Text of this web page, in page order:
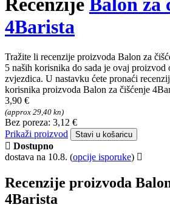
Recenzije Balon za
4Barista
Tražite li recenzije proizvoda Balon za
5 naših korisnika do sada je ovaj proizvod
zvjezdica. U nastavku ćete pronaći
korisnika proizvoda Balon za čišćenje
3,90 €
(approx 29,40 kn)
Bez poreza: 3,12 €
Prikaži proizvod
Stavi u košaricu
Dostupno
dostava na 10.8. (opcije isporuke)
Recenzije proizvoda
4Barista